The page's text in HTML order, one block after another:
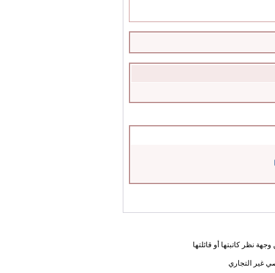
نظر كاتبتها أو قائلتها
غير التجاري